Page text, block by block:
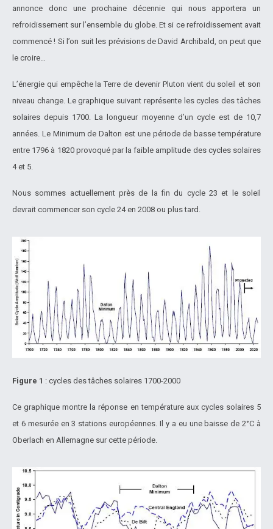
annonce donc une prochaine décennie qui nous apportera un
refroidissement sur l’ensemble du globe. Et si ce refroidissement avait
commencé ! Si l’on suit les prévisions de David Archibald, on peut que
le croire…
L’énergie qui empêche la Terre de devenir Pluton vient du soleil et son
niveau change. Le graphique suivant représente les cycles des tâches
solaires depuis 1700. La longueur moyenne d’un cycle est de 10,7
années. Le Minimum de Dalton est une période de basse température
entre 1796 à 1820 provoqué par la faible amplitude des cycles solaires
4 et 5.
Nous sommes actuellement près de la fin du cycle 23 et le soleil
devrait commencer son cycle 24 en 2008 ou plus tard.
Figure 1 : cycles des tâches solaires 1700-2000
Ce graphique montre la réponse en température aux cycles solaires 5
et 6 mesurée en 3 stations européennes. Il y a eu une baisse de 2°C à
Oberlach en Allemagne sur cette période.